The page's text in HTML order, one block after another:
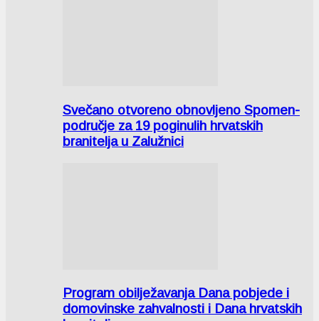
Svečano otvoreno obnovljeno Spomen-
područje za 19 poginulih hrvatskih
branitelja u Zalužnici
Program obilježavanja Dana pobjede i
domovinske zahvalnosti i Dana hrvatskih